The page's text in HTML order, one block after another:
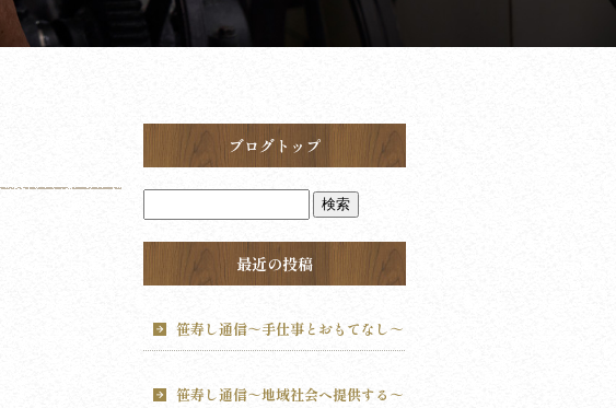
ブログトップ
最近の投稿
笹寿し通信～手仕事とおもてなし～
笹寿し通信～地域社会へ提供する～